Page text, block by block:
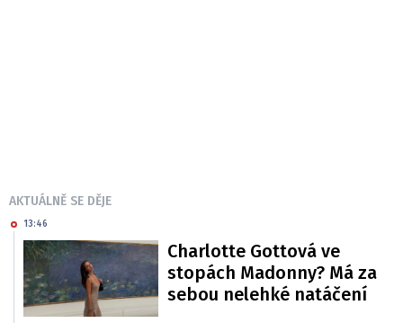
AKTUÁLNĚ SE DĚJE
13:46
Charlotte Gottová ve
stopách Madonny? Má za
sebou nelehké natáčení